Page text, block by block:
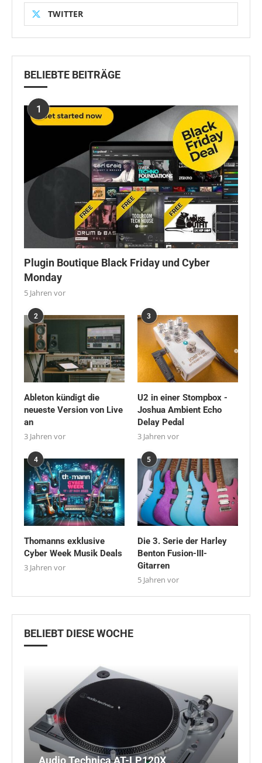
TWITTER
BELIEBTE BEITRÄGE
1
Plugin Boutique Black Friday und Cyber
Monday
5 Jahren vor
2
Ableton kündigt die
neueste Version von Live
an
3 Jahren vor
3
U2 in einer Stompbox -
Joshua Ambient Echo
Delay Pedal
3 Jahren vor
4
Thomanns exklusive
Cyber Week Musik Deals
3 Jahren vor
5
Die 3. Serie der Harley
Benton Fusion-III-
Gitarren
5 Jahren vor
BELIEBT DIESE WOCHE
Audio Technica AT-LP120X